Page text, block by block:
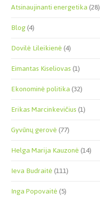
Atsinaujinanti energetika(28)
Blog(4)
Dovilė Lileikienė(4)
Eimantas Kiseliovas(1)
Ekonominė politika(32)
Erikas Marcinkevičius(1)
Gyvūnų gerovė(77)
Helga Marija Kauzonė(14)
Ieva Budraitė(111)
Inga Popovaitė(5)